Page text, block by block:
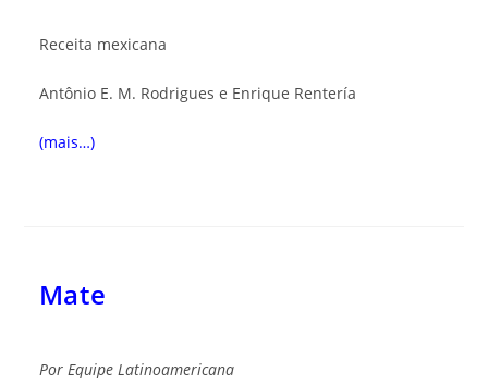
Receita mexicana
Antônio E. M. Rodrigues e Enrique Rentería
(mais…)
Mate
Por Equipe Latinoamericana